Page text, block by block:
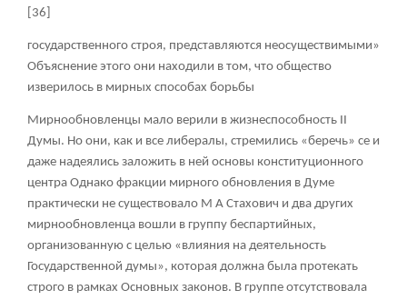
[36]
государственного строя, представляются неосуществимыми»
Объяснение этого они находили в том, что общество
изверилось в мирных способах борьбы
Мирнообновленцы мало верили в жизнеспособность II
Думы. Но они, как и все либералы, стремились «беречь» се и
даже надеялись заложить в ней основы конституционного
центра Однако фракции мирного обновления в Думе
практически не существовало М А Стахович и два других
мирнообновленца вошли в группу беспартийных,
организованную с целью «влияния на деятельность
Государственной думы», которая должна была протекать
строго в рамках Основных законов. В группе отсутствовала